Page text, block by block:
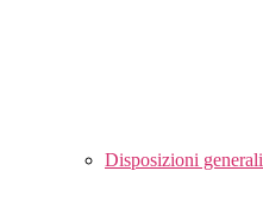
Disposizioni generali